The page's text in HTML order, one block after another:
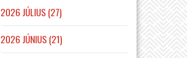
2026 JÚLIUS (27)
2026 JÚNIUS (21)